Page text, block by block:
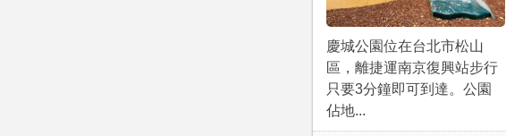
慶城公園位在台北市松山
區，離捷運南京復興站步行
只要3分鐘即可到達。公園
佔地...